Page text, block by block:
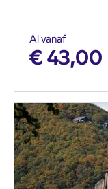
Al vanaf
€ 43,00